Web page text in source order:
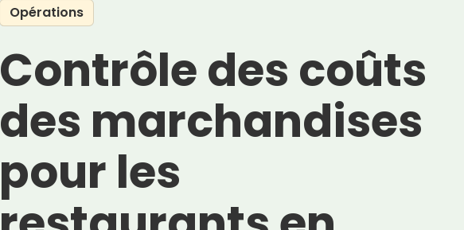
Opérations
Contrôle des coûts
des marchandises
pour les